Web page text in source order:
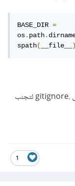
BASE_DIR =
os.path.
spath( __file__
بعد ذلك نضيف ملف production.py الى .gitignore لتجنب
1